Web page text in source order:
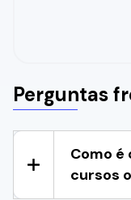
Perguntas
Como
cursos